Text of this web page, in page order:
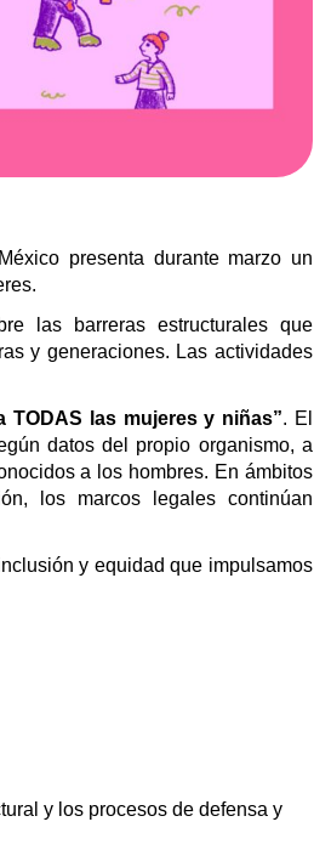
presenta durante marzo un
las barreras estructurales que
y generaciones. Las actividades
TODAS las mujeres y niñas”. El
datos del propio organismo, a
a los hombres. En ámbitos
los marcos legales continúan
y equidad que impulsamos
y los procesos de defensa y